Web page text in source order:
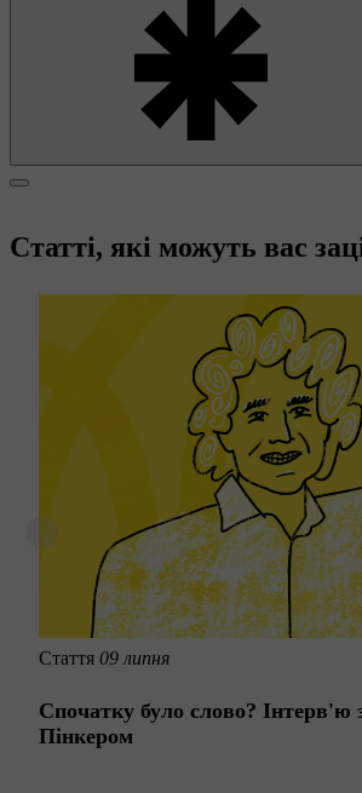
Статті, які можуть вас
Стаття 09 липня
Спочатку було слово? Інтерв'ю
Пінкером